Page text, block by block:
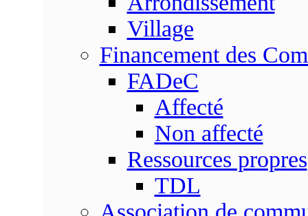
Village
Financement des
FADeC
Affecté
Non affecté
Ressources propres
TDL